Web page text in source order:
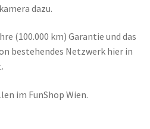
dazu.
(100.000 km) Garantie und das
bestehendes Netzwerk hier in
im FunShop Wien.